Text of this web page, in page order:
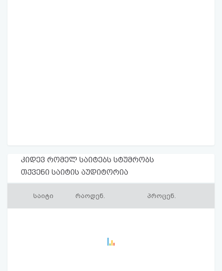
კიდევ რომელ საიტებს სტუმრობს
თქვენი საიტის აუდიტორია
საიტი რაოდენ. პროცენ.